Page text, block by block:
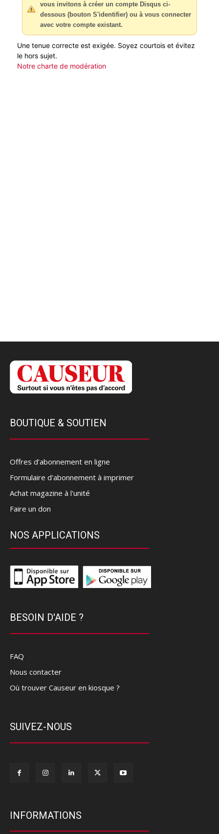
vous invitons à créer un compte Disqus ci-
dessous (bouton S'identifier) ou à vous connecter
avec votre compte existant.
Une tenue correcte est exigée. Soyez courtois et évitez
le hors sujet.
Notre charte de modération
BOUTIQUE & SOUTIEN
Offres d’abonnement en ligne
Formulaire d'abonnement à imprimer
Achat magazine à l'unité
Faire un don
NOS APPLICATIONS
BESOIN D'AIDE ?
FAQ
Nous contacter
Où trouver Causeur en kiosque ?
SUIVEZ-NOUS
INFORMATIONS